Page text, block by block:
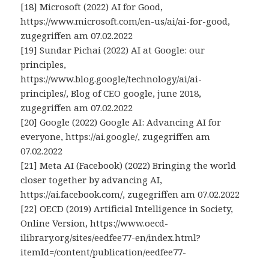
[18] Microsoft (2022) AI for Good,
https://www.microsoft.com/en-us/ai/ai-for-good,
zugegriffen am 07.02.2022
[19] Sundar Pichai (2022) AI at Google: our
principles,
https://www.blog.google/technology/ai/ai-
principles/, Blog of CEO google, june 2018,
zugegriffen am 07.02.2022
[20] Google (2022) Google AI: Advancing AI for
everyone, https://ai.google/, zugegriffen am
07.02.2022
[21] Meta AI (Facebook) (2022) Bringing the world
closer together by advancing AI,
https://ai.facebook.com/, zugegriffen am 07.02.2022
[22] OECD (2019) Artificial Intelligence in Society,
Online Version, https://www.oecd-
ilibrary.org/sites/eedfee77-en/index.html?
itemId=/content/publication/eedfee77-